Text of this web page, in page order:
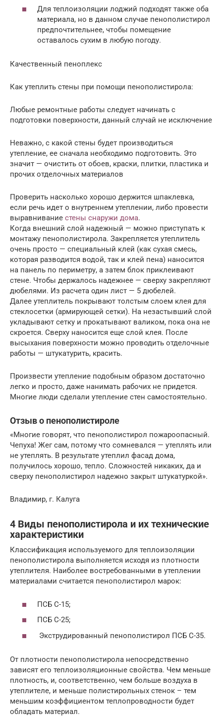
Для теплоизоляции лоджий подходят также оба
материала, но в данном случае пенополистирол
предпочтительнее, чтобы помещение
оставалось сухим в любую погоду.
Качественный пеноплекс
Как утеплить стены при помощи пенополистирола:
Любые ремонтные работы следует начинать с
подготовки поверхности, данный случай не исключение
Неважно, с какой стены будет производиться
утепление, ее сначала необходимо подготовить. Это
значит — очистить от обоев, краски, плитки, пластика и
прочих отделочных материалов
Проверить насколько хорошо держится шпаклевка,
если речь идет о внутреннем утеплении, либо провести
выравнивание стены снаружи дома.
Когда внешний слой надежный — можно приступать к
монтажу пенополистирола. Закрепляется утеплитель
очень просто — специальный клей (как сухая смесь,
которая разводится водой, так и клей пена) наносится
на панель по периметру, а затем блок приклеивают
стене. Чтобы держалось надежнее — сверху закрепляют
дюбелями. Из расчета один лист — 5 дюбелей.
Далее утеплитель покрывают толстым слоем клея для
стеклосетки (армирующей сетки). На незастывший слой
укладывают сетку и прокатывают валиком, пока она не
скроется. Сверху наносится еще слой клея. После
высыхания поверхности можно проводить отделочные
работы — штукатурить, красить.
Произвести утепление подобным образом достаточно
легко и просто, даже нанимать рабочих не придется.
Многие люди сделали утепление стен самостоятельно.
Отзыв о пенополистироле
«Многие говорят, что пенополистирол пожароопасный.
Чепуха! Жег сам, потому что сомневался — утеплять или
не утеплять. В результате утеплил фасад дома,
получилось хорошо, тепло. Сложностей никаких, да и
сверху пенополистирол надежно закрыт штукатуркой».
Владимир, г. Калуга
4 Виды пенополистирола и их технические
характеристики
Классификация используемого для теплоизоляции
пенополистирола выполняется исходя из плотности
утеплителя. Наиболее востребованными в утеплении
материалами считается пенополистирол марок:
ПСБ С-15;
ПСБ С-25;
Экструдированный пенополистирол ПСБ С-35.
От плотности пенополистирола непосредственно
зависят его теплоизоляционные свойства. Чем меньше
плотность, и, соответственно, чем больше воздуха в
утеплителе, и меньше полистирольных стенок – тем
меньшим коэффициентом теплопроводности будет
обладать материал.